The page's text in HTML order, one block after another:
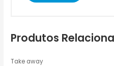
Produtos
Take away